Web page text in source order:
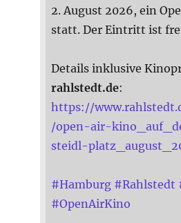
2. August 2026, ein
statt. Der Eintritt ist
Details inklusive
rahlstedt.de:
https://
/open-air-
steidl-
#Hamburg #Rahlstedt
#OpenAirKino